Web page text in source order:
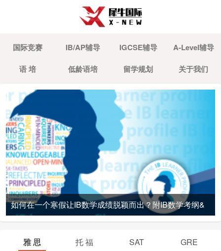
国际竞赛 IB/AP辅导 IGCSE辅导
A-Level辅导
语 培
低龄语培 留学规划 关于我们
如何在一个寒假让IB数学成绩脱颖而出？附IB数学考纲&
规划
雅 思
托 福 SAT
GRE